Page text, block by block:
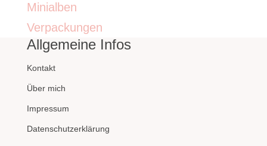
Minialben
Verpackungen
Allgemeine Infos
Kontakt
Über mich
Impressum
Datenschutzerklärung